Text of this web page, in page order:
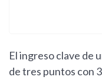
El ingreso clave de
de tres puntos con